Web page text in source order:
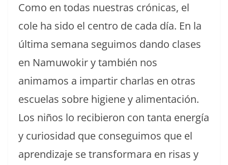
Como en todas nuestras crónicas, el
cole ha sido el centro de cada día. En la
última semana seguimos dando clases
en Namuwokir y también nos
animamos a impartir charlas en otras
escuelas sobre higiene y alimentación.
Los niños lo recibieron con tanta energía
y curiosidad que conseguimos que el
aprendizaje se transformara en risas y